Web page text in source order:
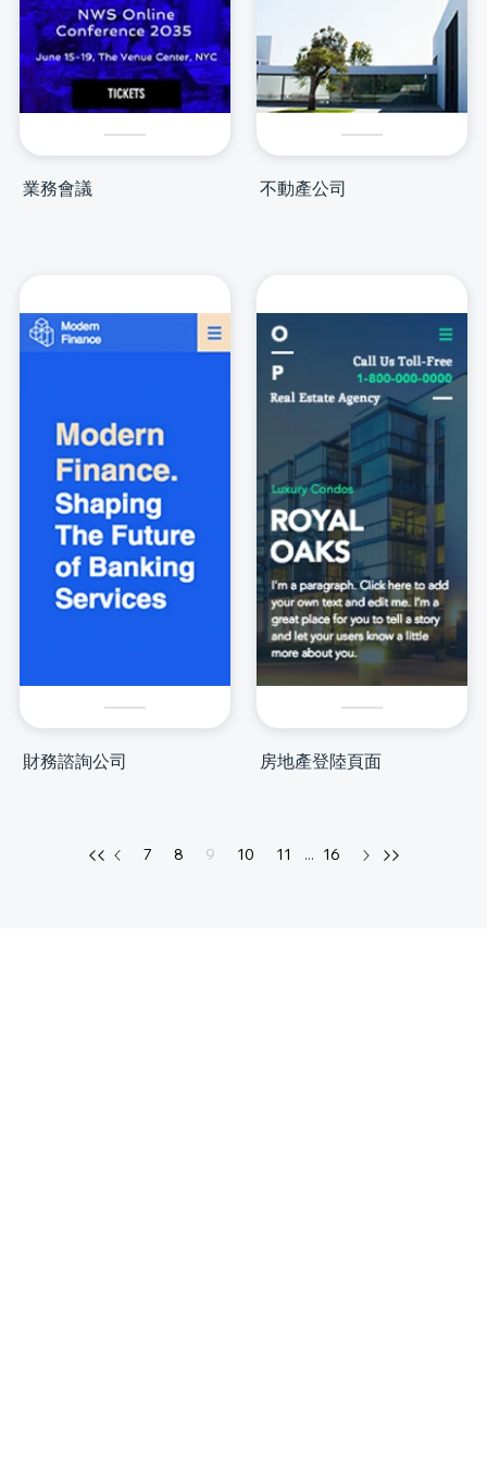
業務會議 不動產公司
財務諮詢公司 房地產登陸頁面
7 8 9 10 11 ... 16